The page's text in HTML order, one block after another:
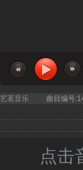
艺茗音乐 曲目编号
点击音